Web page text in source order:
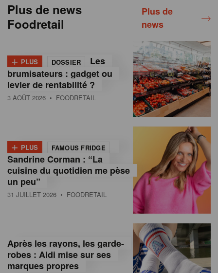
Plus de news
Foodretail
Plus de
news
+ PLUS DOSSIER
Les
brumisateurs : gadget ou
levier de rentabilité ?
3 AOÛT 2026 • FOODRETAIL
+ PLUS FAMOUS FRIDGE
Sandrine Corman : “La
cuisine du quotidien me pèse
un peu”
31 JUILLET 2026 • FOODRETAIL
Après les rayons, les garde-
robes : Aldi mise sur ses
marques propres